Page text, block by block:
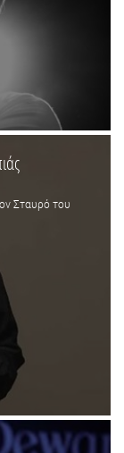
Σταυρό του